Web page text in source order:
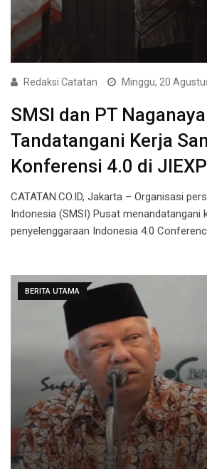
Redaksi Catatan Minggu, 20
SMSI dan PT Naganaya
Tandatangani Kerja
Konferensi 4.0 di
CATATAN.CO.ID, Jakarta – Organisasi
Indonesia (SMSI) Pusat menandatangani
penyelenggaraan Indonesia 4.0
BERITA UTAMA